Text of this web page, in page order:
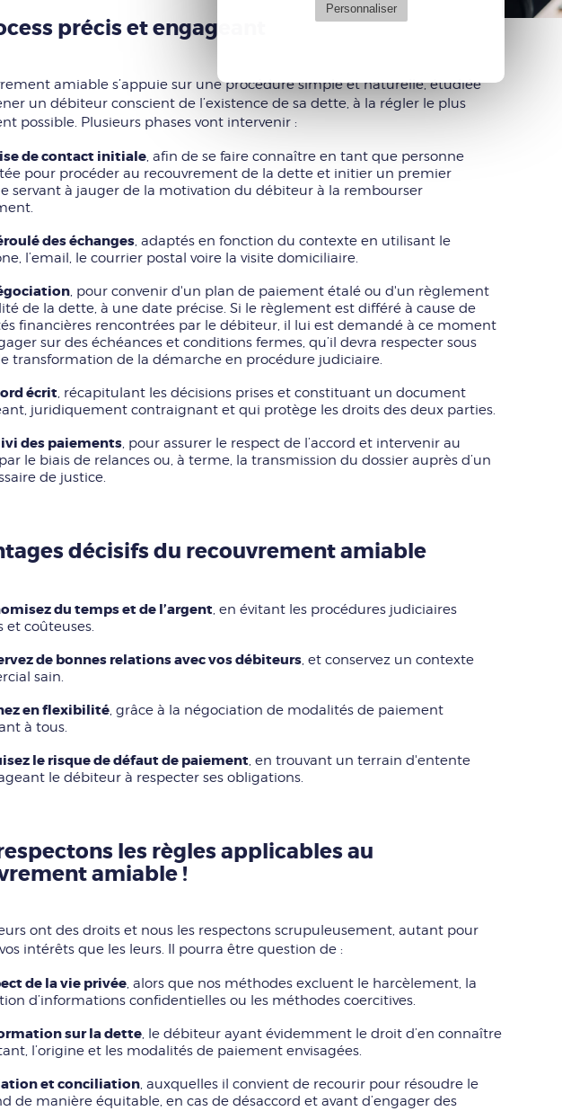
Personnaliser
précis et engageant
amiable s’appuie sur une procédure simple et naturelle, étudiée
un débiteur conscient de l’existence de sa dette, à la régler le plus
possible. Plusieurs phases vont intervenir :
de contact initiale, afin de se faire connaître en tant que personne
pour procéder au recouvrement de la dette et initier un premier
servant à jauger de la motivation du débiteur à la rembourser
des échanges, adaptés en fonction du contexte en utilisant le
l’email, le courrier postal voire la visite domiciliaire.
, pour convenir d'un plan de paiement étalé ou d'un règlement
de la dette, à une date précise. Si le règlement est différé à cause de
financières rencontrées par le débiteur, il lui est demandé à ce moment
sur des échéances et conditions fermes, qu’il devra respecter sous
transformation de la démarche en procédure judiciaire.
écrit, récapitulant les décisions prises et constituant un document
juridiquement contraignant et qui protège les droits des deux parties.
des paiements, pour assurer le respect de l’accord et intervenir au
le biais de relances ou, à terme, la transmission du dossier auprès d’un
de justice.
décisifs du recouvrement amiable
du temps et de l’argent, en évitant les procédures judiciaires
et coûteuses.
de bonnes relations avec vos débiteurs, et conservez un contexte
sain.
en flexibilité, grâce à la négociation de modalités de paiement
à tous.
le risque de défaut de paiement, en trouvant un terrain d'entente
le débiteur à respecter ses obligations.
les règles applicables au
amiable !
ont des droits et nous les respectons scrupuleusement, autant pour
intérêts que les leurs. Il pourra être question de :
de la vie privée, alors que nos méthodes excluent le harcèlement, la
d’informations confidentielles ou les méthodes coercitives.
sur la dette, le débiteur ayant évidemment le droit d’en connaître
l’origine et les modalités de paiement envisagées.
et conciliation, auxquelles il convient de recourir pour résoudre le
de manière équitable, en cas de désaccord et avant d’engager des